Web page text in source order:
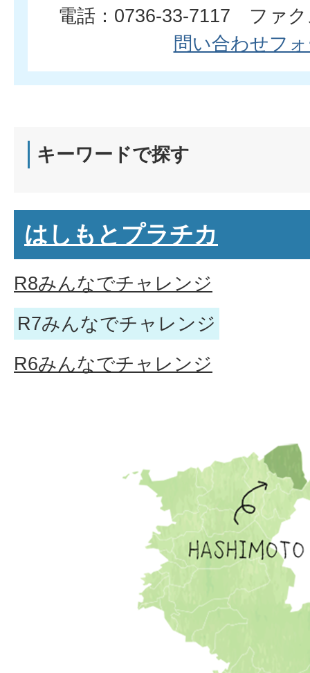
電話：0736-33-7117 ファク
問い合わせフ
キーワードで探す
はしもとプラチカ
R8みんなでチャレンジ
R7みんなでチャレンジ
R6みんなでチャレンジ